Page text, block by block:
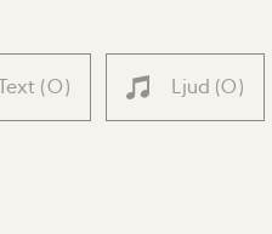
(0) Ljud (0)